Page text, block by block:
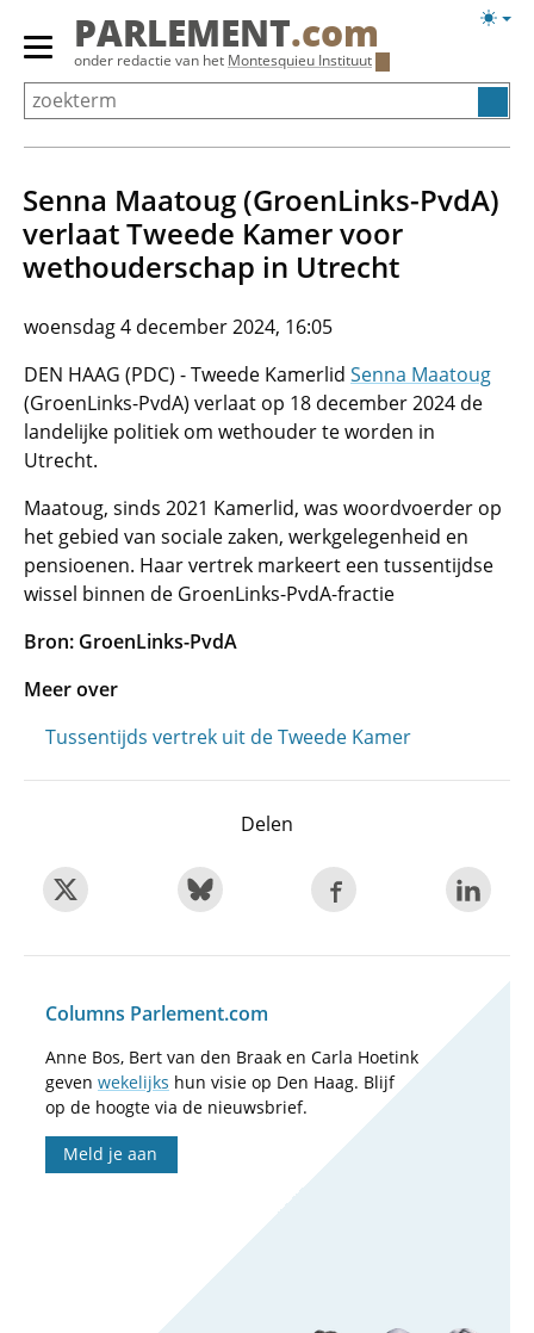
Overslaan
Primair
menu
tonen/verbergen
PARLEMENT.com
onder redactie van het Montesquieu Instituut
Senna Maatoug (GroenLinks-PvdA)
verlaat Tweede Kamer voor
wethouderschap in Utrecht
woensdag 4 december 2024, 16:05
DEN HAAG (PDC) - Tweede Kamerlid Senna Maatoug
(GroenLinks-PvdA) verlaat op 18 december 2024 de
landelijke politiek om wethouder te worden in
Utrecht.
Maatoug, sinds 2021 Kamerlid, was woordvoerder op
het gebied van sociale zaken, werkgelegenheid en
pensioenen. Haar vertrek markeert een tussentijdse
wissel binnen de GroenLinks-PvdA-fractie
Bron: GroenLinks-PvdA
Meer over
Tussentijds vertrek uit de Tweede Kamer
Delen
Columns Parlement.com
Anne Bos, Bert van den Braak en Carla Hoetink
geven wekelijks hun visie op Den Haag. Blijf
op de hoogte via de nieuwsbrief.
Meld je aan